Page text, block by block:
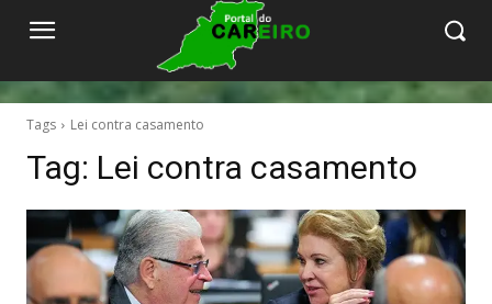
Tags Lei contra casamento
Tag: Lei contra casamento